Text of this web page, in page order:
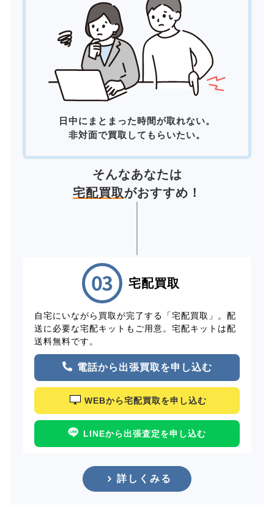
日中にまとまった時間が取れない。
非対面で買取してもらいたい。
そんなあなたは
宅配買取がおすすめ！
宅配買取
自宅にいながら買取が完了する「宅配買取」。配
送に必要な宅配キットもご用意。宅配キットは配
送料無料です。
電話から出張買取を申し込む
WEBから宅配買取を申し込む
LINEから出張査定を申し込む
詳しくみる